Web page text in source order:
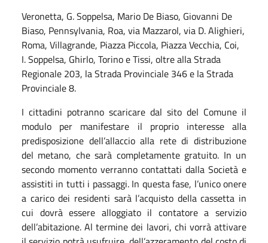
Veronetta, G. Soppelsa, Mario De Biaso, Giovanni De
Biaso, Pennsylvania, Roa, via Mazzarol, via D. Alighieri,
Roma, Villagrande, Piazza Piccola, Piazza Vecchia, Coi,
I. Soppelsa, Ghirlo, Torino e Tissi, oltre alla Strada
Regionale 203, la Strada Provinciale 346 e la Strada
Provinciale 8.
I cittadini potranno scaricare dal sito del Comune il
modulo per manifestare il proprio interesse alla
predisposizione dell’allaccio alla rete di distribuzione
del metano, che sarà completamente gratuito. In un
secondo momento verranno contattati dalla Società e
assistiti in tutti i passaggi. In questa fase, l’unico onere
a carico dei residenti sarà l’acquisto della cassetta in
cui dovrà essere alloggiato il contatore a servizio
dell’abitazione. Al termine dei lavori, chi vorrà attivare